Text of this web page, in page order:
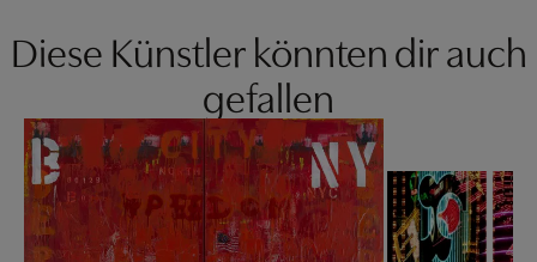
Diese Künstler könnten dir auch
gefallen